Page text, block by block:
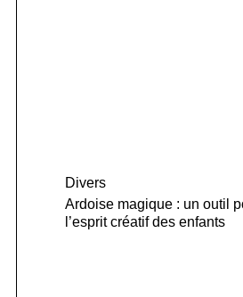
Divers
Ardoise magique : un outil
l’esprit créatif des enfants